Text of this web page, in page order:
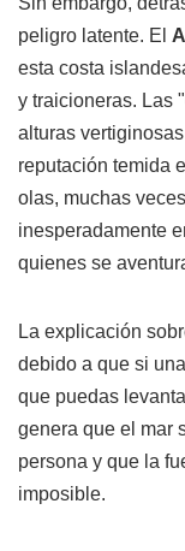
peligro latente. El
esta costa
y traicioneras. Las
alturas
reputación temida
olas, muchas
inesperadamente
quienes se
La explicación
debido a que si
que puedas
genera que el mar
persona y que la
imposible.